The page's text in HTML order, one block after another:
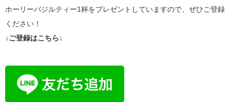
ホーリーバジルティー1杯をプレゼントしていますので、ぜひご登録
ください！
↓ご登録はこちら↓